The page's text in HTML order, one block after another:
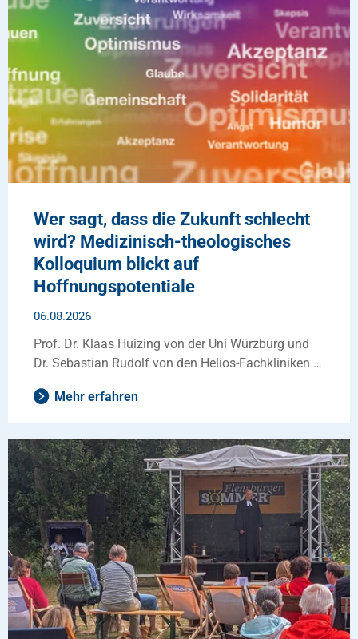
Wer sagt, dass die Zukunft schlecht
wird? Medizinisch-theologisches
Kolloquium blickt auf
Hoffnungspotentiale
06.08.2026
Prof. Dr. Klaas Huizing von der Uni Würzburg und
Dr. Sebastian Rudolf von den Helios-Fachkliniken …
Mehr erfahren